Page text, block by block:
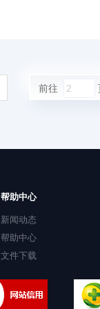
前往
帮助中心
新闻动态
帮助中心
文件下载